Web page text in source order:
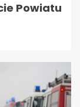
Powiatu